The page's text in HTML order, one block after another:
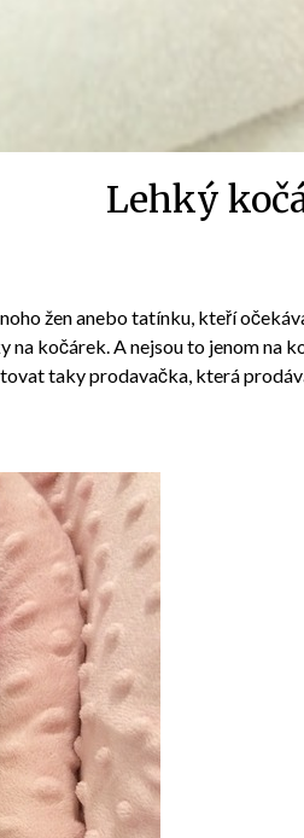
Lehký
žen anebo tatínku, kteří
na kočárek. A nejsou to jenom
taky prodavačka, která